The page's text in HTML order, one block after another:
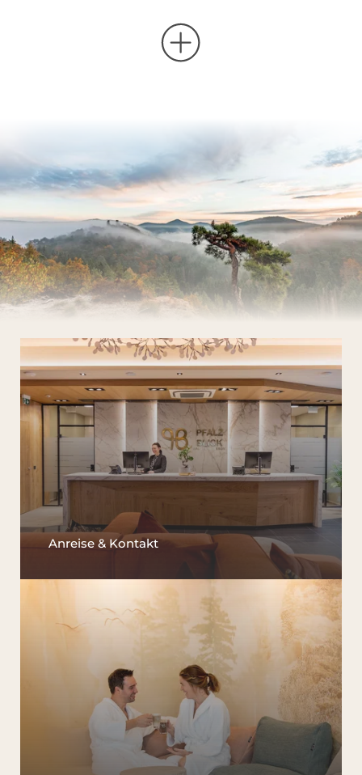
Anreise & Kontakt